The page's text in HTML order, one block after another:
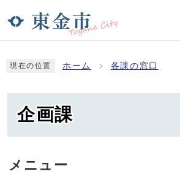
現在の位置 ホーム 各課の窓口
企画課
メニュー